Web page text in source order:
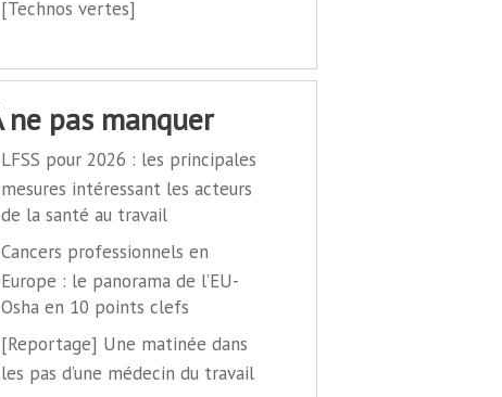
[Technos vertes]
à ne pas manquer
LFSS pour 2026 : les principales
mesures intéressant les acteurs
de la santé au travail
Cancers professionnels en
Europe : le panorama de l’EU-
Osha en 10 points clefs
[Reportage] Une matinée dans
les pas d’une médecin du travail